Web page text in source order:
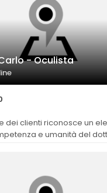
- Oculista
e umanità del